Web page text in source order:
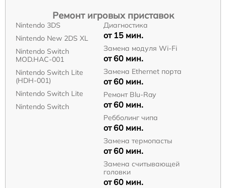
Ремонт игровых приставок
Nintendo 3DS
Nintendo New 2DS XL
Nintendo Switch
MOD.HAC-001
Nintendo Switch Lite
(HDH-001)
Nintendo Switch Lite
Nintendo Switch
Диагностика
от 15 мин.
Замена модуля Wi-Fi
от 60 мин.
Замена Ethernet порта
от 60 мин.
Ремонт Blu-Ray
от 60 мин.
Ребболинг чипа
от 60 мин.
Замена термопасты
от 60 мин.
Замена считывающей
головки
от 60 мин.